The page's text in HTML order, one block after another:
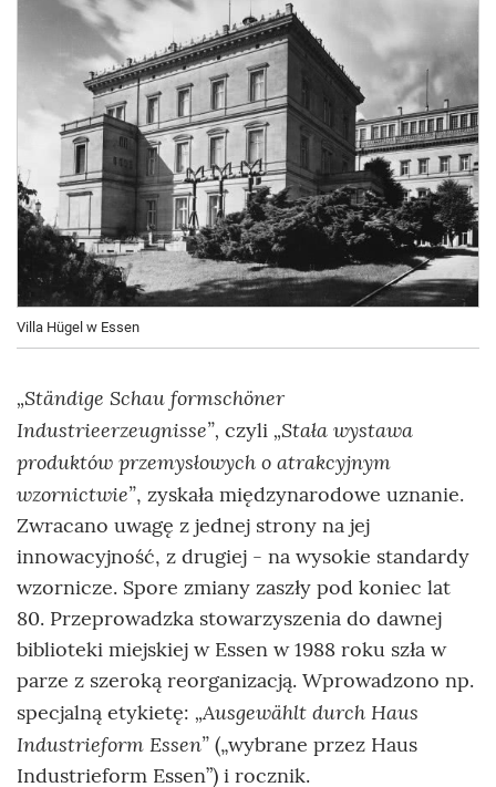
Villa Hügel w Essen
„Ständige Schau formschöner
Industrieerzeugnisse”, czyli „Stała wystawa
produktów przemysłowych o atrakcyjnym
wzornictwie”, zyskała międzynarodowe uznanie.
Zwracano uwagę z jednej strony na jej
innowacyjność, z drugiej - na wysokie standardy
wzornicze. Spore zmiany zaszły pod koniec lat
80. Przeprowadzka stowarzyszenia do dawnej
biblioteki miejskiej w Essen w 1988 roku szła w
parze z szeroką reorganizacją. Wprowadzono np.
specjalną etykietę: „Ausgewählt durch Haus
Industrieform Essen” („wybrane przez Haus
Industrieform Essen”) i rocznik.